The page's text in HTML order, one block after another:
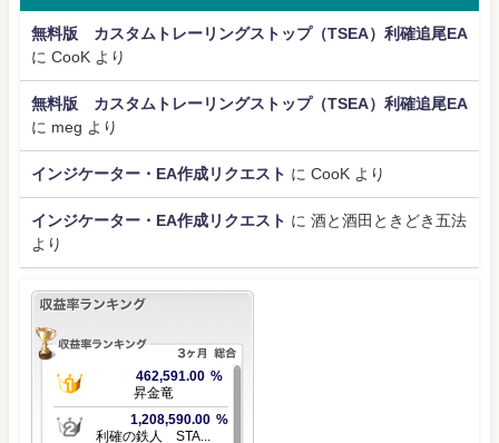
無料版 カスタムトレーリングストップ（TSEA）利確追尾EA
に CooK より
無料版 カスタムトレーリングストップ（TSEA）利確追尾EA
に meg より
インジケーター・EA作成リクエスト に CooK より
インジケーター・EA作成リクエスト に 酒と酒田ときどき五法
より